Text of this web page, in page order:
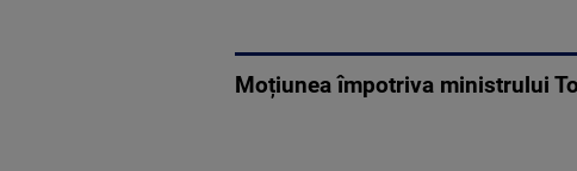
Moțiunea împotriva ministrului